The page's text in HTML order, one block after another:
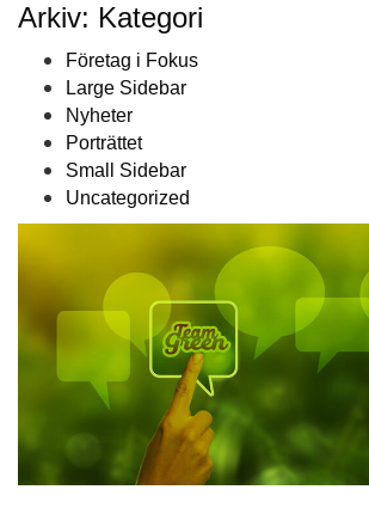
Arkiv: Kategori
Företag i Fokus
Large Sidebar
Nyheter
Porträttet
Small Sidebar
Uncategorized